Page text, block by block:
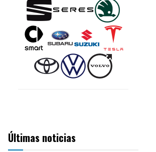
Últimas noticias